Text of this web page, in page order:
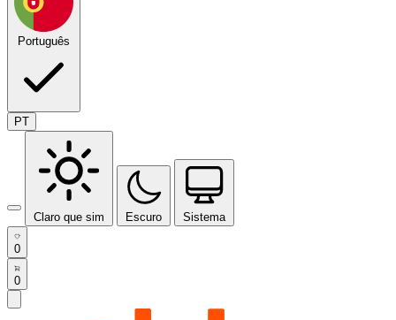
Português
PT
Claro que sim Escuro Sistema
0
0